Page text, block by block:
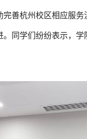
善杭州校区相应服
同学们纷纷表示，